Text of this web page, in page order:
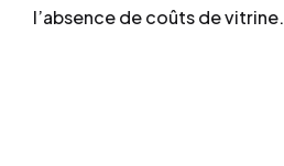
l’absence de coûts de vitrine.